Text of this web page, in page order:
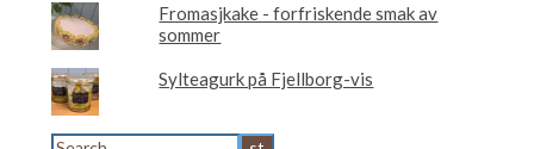
Fromasjkake - forfriskende smak av
sommer
Sylteagurk på Fjellborg-vis